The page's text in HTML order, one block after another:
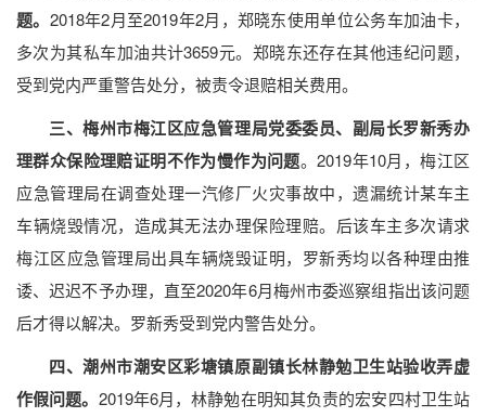
题。 2018年2月至2019年2月，郑晓东使用单位公务车加油卡，
多次为其私车加油共计3659元。郑晓东还存在其他违纪问题，
受到党内严重警告处分，被责令退赔相关费用。
三、梅州市梅江区应急管理局党委委员、副局长罗新秀办
理群众保险理赔证明不作为慢作为问题。2019年10月，梅江区
应急管理局在调查处理一汽修厂火灾事故中，遗漏统计某车主
车辆烧毁情况，造成其无法办理保险理赔。后该车主多次请求
梅江区应急管理局出具车辆烧毁证明，罗新秀均以各种理由推
诿、迟迟不予办理，直至2020年6月梅州市委巡察组指出该问题
后才得以解决。罗新秀受到党内警告处分。
四、潮州市潮安区彩塘镇原副镇长林静勉卫生站验收弄虚
作假问题。 2019年6月，林静勉在明知其负责的宏安四村卫生站